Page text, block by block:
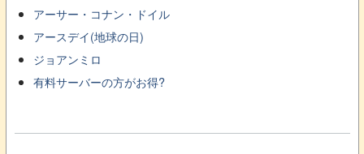
アーサー・コナン・ドイル
アースデイ(地球の日)
ジョアンミロ
有料サーバーの方がお得?